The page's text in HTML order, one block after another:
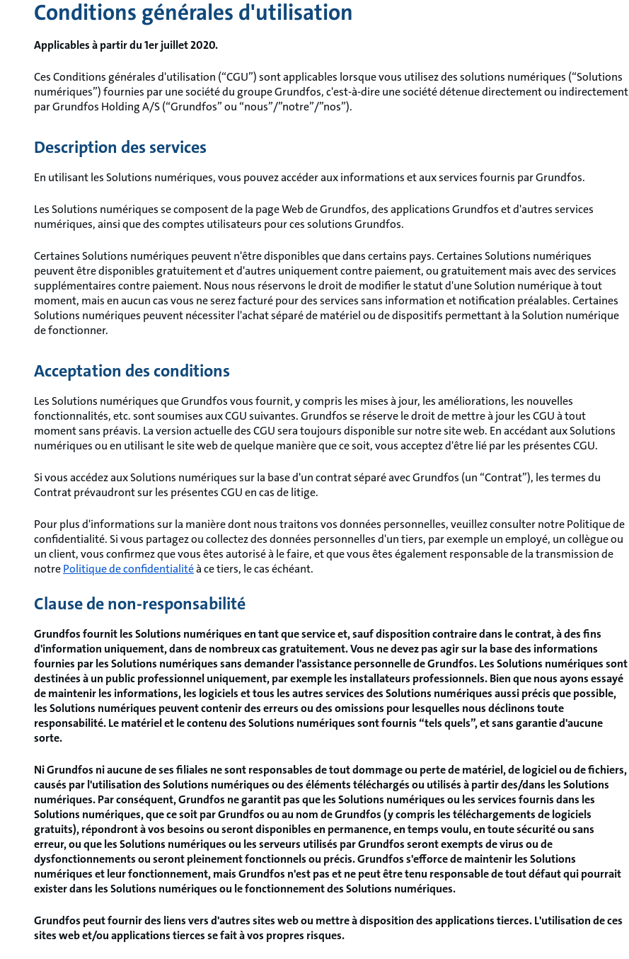
principal
Conditions générales d'utilisation
Applicables à partir du 1er juillet 2020.
Ces Conditions générales d'utilisation (“CGU”) sont applicables lorsque vous utilisez des solutions numériques (“Solutions
numériques”) fournies par une société du groupe Grundfos, c'est-à-dire une société détenue directement ou indirectement
par Grundfos Holding A/S (“Grundfos” ou “nous”/”notre”/”nos”).
Description des services
En utilisant les Solutions numériques, vous pouvez accéder aux informations et aux services fournis par Grundfos.
Les Solutions numériques se composent de la page Web de Grundfos, des applications Grundfos et d'autres services
numériques, ainsi que des comptes utilisateurs pour ces solutions Grundfos.
Certaines Solutions numériques peuvent n'être disponibles que dans certains pays. Certaines Solutions numériques
peuvent être disponibles gratuitement et d'autres uniquement contre paiement, ou gratuitement mais avec des services
supplémentaires contre paiement. Nous nous réservons le droit de modifier le statut d'une Solution numérique à tout
moment, mais en aucun cas vous ne serez facturé pour des services sans information et notification préalables. Certaines
Solutions numériques peuvent nécessiter l'achat séparé de matériel ou de dispositifs permettant à la Solution numérique
de fonctionner.
Acceptation des conditions
Les Solutions numériques que Grundfos vous fournit, y compris les mises à jour, les améliorations, les nouvelles
fonctionnalités, etc. sont soumises aux CGU suivantes. Grundfos se réserve le droit de mettre à jour les CGU à tout
moment sans préavis. La version actuelle des CGU sera toujours disponible sur notre site web. En accédant aux Solutions
numériques ou en utilisant le site web de quelque manière que ce soit, vous acceptez d'être lié par les présentes CGU.
Si vous accédez aux Solutions numériques sur la base d'un contrat séparé avec Grundfos (un “Contrat”), les termes du
Contrat prévaudront sur les présentes CGU en cas de litige.
Pour plus d'informations sur la manière dont nous traitons vos données personnelles, veuillez consulter notre Politique de
confidentialité. Si vous partagez ou collectez des données personnelles d'un tiers, par exemple un employé, un collègue ou
un client, vous confirmez que vous êtes autorisé à le faire, et que vous êtes également responsable de la transmission de
notrePolitique de confidentialitéà ce tiers, le cas échéant.
Clause de non-responsabilité
Grundfos fournit les Solutions numériques en tant que service et, sauf disposition contraire dans le contrat, à des fins
d'information uniquement, dans de nombreux cas gratuitement. Vous ne devez pas agir sur la base des informations
fournies par les Solutions numériques sans demander l'assistance personnelle de Grundfos. Les Solutions numériques sont
destinées à un public professionnel uniquement, par exemple les installateurs professionnels. Bien que nous ayons essayé
de maintenir les informations, les logiciels et tous les autres services des Solutions numériques aussi précis que possible,
les Solutions numériques peuvent contenir des erreurs ou des omissions pour lesquelles nous déclinons toute
responsabilité. Le matériel et le contenu des Solutions numériques sont fournis “tels quels”, et sans garantie d'aucune
sorte.
Ni Grundfos ni aucune de ses filiales ne sont responsables de tout dommage ou perte de matériel, de logiciel ou de fichiers,
causés par l'utilisation des Solutions numériques ou des éléments téléchargés ou utilisés à partir des/dans les Solutions
numériques. Par conséquent, Grundfos ne garantit pas que les Solutions numériques ou les services fournis dans les
Solutions numériques, que ce soit par Grundfos ou au nom de Grundfos (y compris les téléchargements de logiciels
gratuits), répondront à vos besoins ou seront disponibles en permanence, en temps voulu, en toute sécurité ou sans
erreur, ou que les Solutions numériques ou les serveurs utilisés par Grundfos seront exempts de virus ou de
dysfonctionnements ou seront pleinement fonctionnels ou précis. Grundfos s'efforce de maintenir les Solutions
numériques et leur fonctionnement, mais Grundfos n'est pas et ne peut être tenu responsable de tout défaut qui pourrait
exister dans les Solutions numériques ou le fonctionnement des Solutions numériques.
Grundfos peut fournir des liens vers d'autres sites web ou mettre à disposition des applications tierces. L'utilisation de ces
sites web et/ou applications tierces se fait à vos propres risques.